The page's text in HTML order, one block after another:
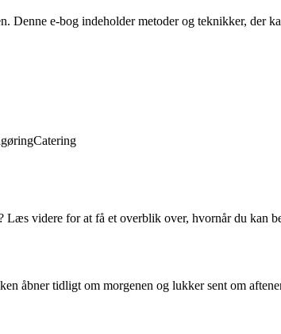
Denne e-bog indeholder metoder og teknikker,
Catering
videre for at få et overblik over, hvornår du kan
åbner tidligt om morgenen og lukker sent om